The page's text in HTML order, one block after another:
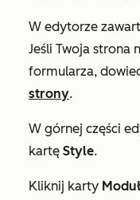
W edytorze
Jeśli Twoja strona
formularza,
strony.
W górnej części
kartę Style.
Kliknij karty Moduł